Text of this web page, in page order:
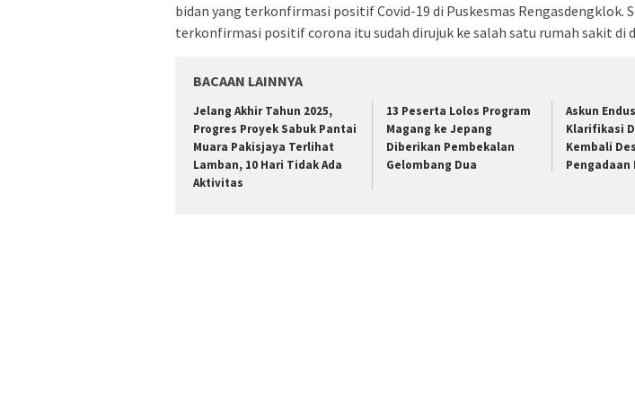
bidan yang terkonfirmasi positif Covid-19 di Puskesmas Rengasdengklok.
terkonfirmasi positif corona itu sudah dirujuk ke salah satu rumah sakit di
BACAAN LAINNYA
Jelang Akhir Tahun 2025,
Progres Proyek Sabuk Pantai
Muara Pakisjaya Terlihat
Lamban, 10 Hari Tidak Ada
Aktivitas
13 Peserta Lolos Program
Magang ke Jepang
Diberikan Pembekalan
Gelombang Dua
Askun
Klarifikasi
Kembali
Pengadaan